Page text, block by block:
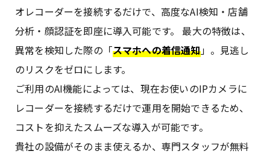
オレコーダーを接続するだけで、高度なAI検知・店舗
分析・顔認証を即座に導入可能です。 最大の特徴は、
異常を検知した際の「スマホへの着信通知」。見逃し
のリスクをゼロにします。
ご利用のAI機能によっては、現在お使いのIPカメラに
レコーダーを接続するだけで運用を開始できるため、
コストを抑えたスムーズな導入が可能です。
貴社の設備がそのまま使えるか、専門スタッフが無料